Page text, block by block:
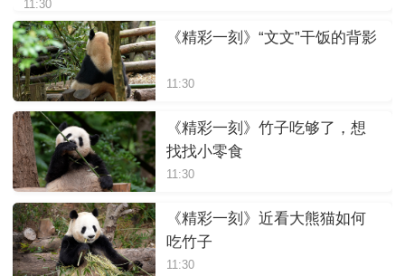
11:30
《精彩一刻》“文文”干饭的背影
11:30
《精彩一刻》竹子吃够了，想
找找小零食
11:30
《精彩一刻》近看大熊猫如何
吃竹子
11:30